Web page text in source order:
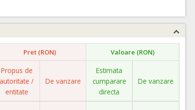
Pret (RON) Valoare (RON)
Propus de
autoritate /
entitate
De vanzare
Estimata
cumparare
directa
De vanzare